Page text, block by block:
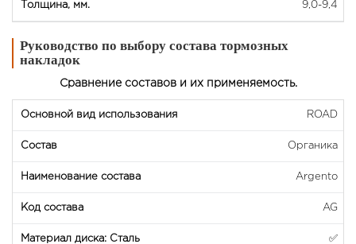
9,0-9,4
Руководство по выбору состава тормозных
накладок
Сравнение составов и их применяемость.
ROAD
Органика
Argento
AG
✅